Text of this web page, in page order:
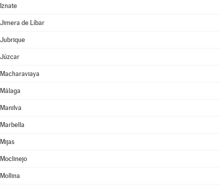
Iznate
Jimera de Líbar
Jubrique
Júzcar
Macharaviaya
Málaga
Manilva
Marbella
Mijas
Moclinejo
Mollina